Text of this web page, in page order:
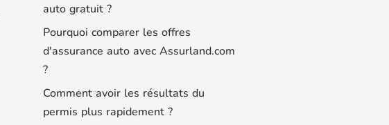
auto gratuit ?
Pourquoi comparer les offres
d'assurance auto avec Assurland.com
?
Comment avoir les résultats du
permis plus rapidement ?